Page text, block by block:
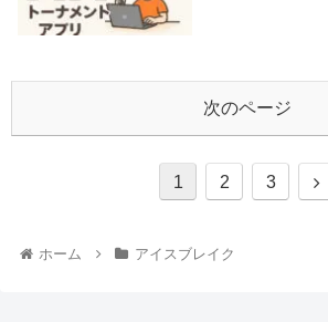
次のページ
1 2 3
ホーム アイスブレイク